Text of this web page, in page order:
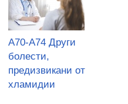
A70-A74 Други
болести,
предизвикани от
хламидии